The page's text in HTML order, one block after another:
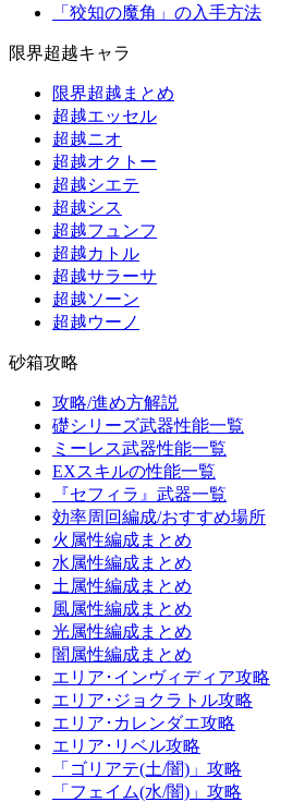
「狡知の魔角」の入手方法
限界超越キャラ
限界超越まとめ
超越エッセル
超越ニオ
超越オクトー
超越シエテ
超越シス
超越フュンフ
超越カトル
超越サラーサ
超越ソーン
超越ウーノ
砂箱攻略
攻略/進め方解説
礎シリーズ武器性能一覧
ミーレス武器性能一覧
EXスキルの性能一覧
『セフィラ』武器一覧
効率周回編成/おすすめ場所
火属性編成まとめ
水属性編成まとめ
土属性編成まとめ
風属性編成まとめ
光属性編成まとめ
闇属性編成まとめ
エリア･インヴィディア攻略
エリア･ジョクラトル攻略
エリア･カレンダエ攻略
エリア･リベル攻略
「ゴリアテ(土/闇)」攻略
「フェイム(水/闇)」攻略